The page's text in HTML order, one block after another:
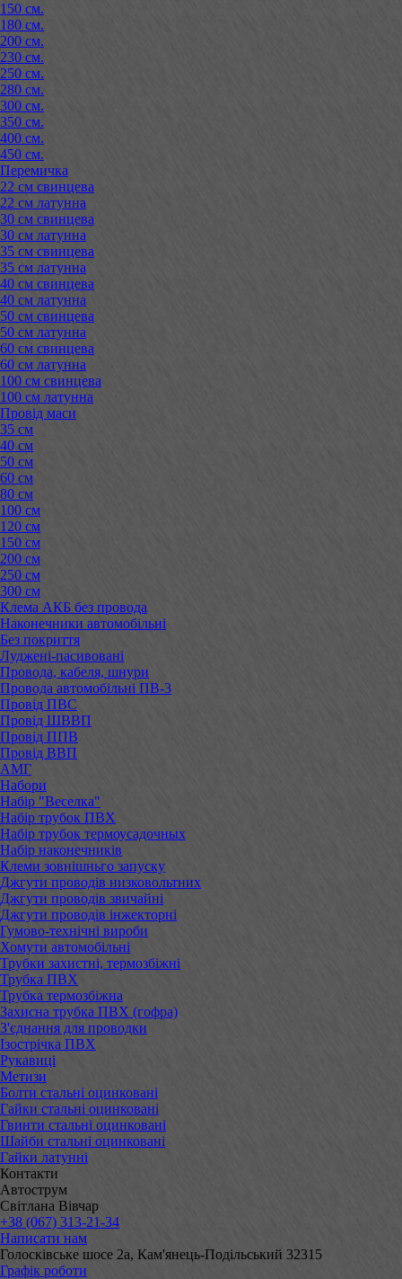
150 см.
180 см.
200 см.
230 см.
250 см.
280 см.
300 см.
350 см.
400 см.
450 см.
Перемичка
22 см свинцева
22 см латунна
30 см свинцева
30 см латунна
35 см свинцева
35 см латунна
40 см свинцева
40 см латунна
50 см свинцева
50 см латунна
60 см свинцева
60 см латунна
100 см свинцева
100 см латунна
Провід маси
35 см
40 см
50 см
60 см
80 см
100 см
120 см
150 см
200 см
250 см
300 см
Клема АКБ без провода
Наконечники автомобільні
Без покриття
Луджені-пасивовані
Провода, кабеля, шнури
Провода автомобільні ПВ-3
Провід ПВС
Провід ШВВП
Провід ППВ
Провід ВВП
АМГ
Набори
Набір "Веселка"
Набір трубок ПВХ
Набір трубок термоусадочных
Набір наконечників
Клеми зовнішньго запуску
Джгути проводів низковольтних
Джгути проводів звичайні
Джгути проводів інжекторні
Гумово-технічні вироби
Хомути автомобільні
Трубки захистні, термозбіжні
Трубка ПВХ
Трубка термозбіжна
Захисна трубка ПВХ (гофра)
З'єднання для проводки
Ізострічка ПВХ
Рукавиці
Метизи
Болти стальні оцинковані
Гайки стальні оцинковані
Гвинти стальні оцинковані
Шайби стальні оцинковані
Гайки латунні
Контакти
Автострум
Світлана Вівчар
+38 (067) 313-21-34
Написати нам
Голосківське шосе 2а, Кам'янець-Подільський 32315
Графік роботи